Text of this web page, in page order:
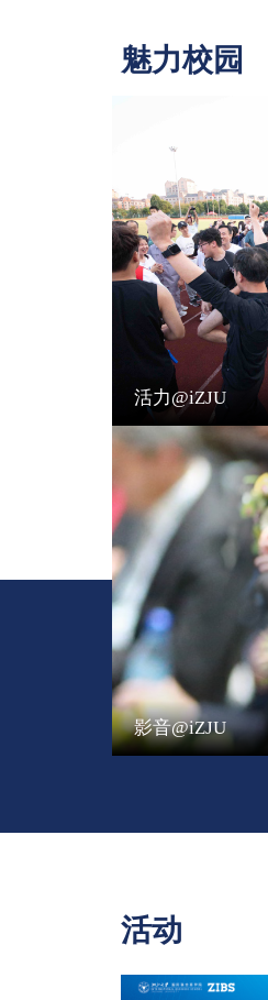
魅力校园
活力@iZJU
影音@iZJU
活动